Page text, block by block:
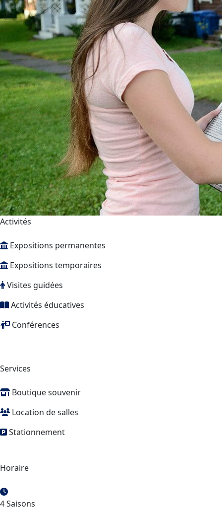
Activités
Expositions permanentes
Expositions temporaires
Visites guidées
Activités éducatives
Conférences
Services
Boutique souvenir
Location de salles
Stationnement
Horaire
4 Saisons